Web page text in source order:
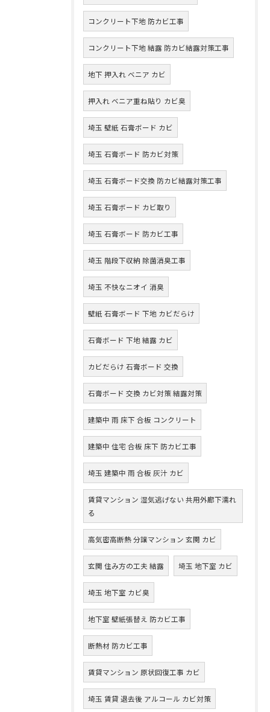
コンクリート下地 防カビ工事
コンクリート下地 結露 防カビ結露対策工事
地下 押入れ ベニア カビ
押入れ ベニア重ね貼り カビ臭
埼玉 壁紙 石膏ボード カビ
埼玉 石膏ボード 防カビ対策
埼玉 石膏ボード交換 防カビ結露対策工事
埼玉 石膏ボード カビ取り
埼玉 石膏ボード 防カビ工事
埼玉 階段下収納 除菌消臭工事
埼玉 不快なニオイ 消臭
壁紙 石膏ボード 下地 カビだらけ
石膏ボード 下地 結露 カビ
カビだらけ 石膏ボード 交換
石膏ボード 交換 カビ対策 結露対策
建築中 雨 床下 合板 コンクリート
建築中 住宅 合板 床下 防カビ工事
埼玉 建築中 雨 合板 灰汁 カビ
賃貸マンション 湿気逃げない 共用外廊下濡れ
る
高気密高断熱 分譲マンション 玄関 カビ
玄関 住み方の工夫 結露 埼玉 地下室 カビ
埼玉 地下室 カビ臭
地下室 壁紙張替え 防カビ工事
断熱材 防カビ工事
賃貸マンション 原状回復工事 カビ
埼玉 賃貸 退去後 アルコール カビ対策